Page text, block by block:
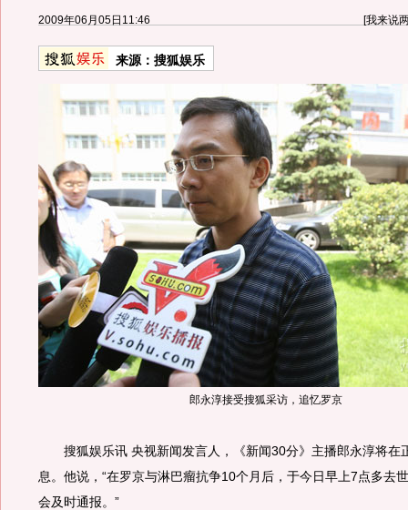
2009年06月05日11:46 [我来说
来源： 搜狐娱乐
郎永淳接受搜狐采访，追忆罗京
搜狐娱乐讯 央视新闻发言人，《新闻30分》主播郎永淳将在
息。他说，“在罗京与淋巴瘤抗争10个月后，于今日早上7点多去
会及时通报。”